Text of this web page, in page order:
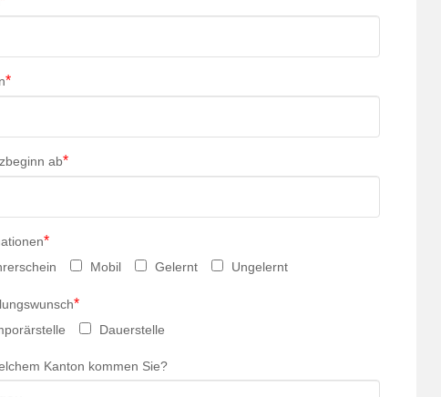
*
ab*
*
Mobil Gelernt Ungelernt
*
Dauerstelle
Kanton kommen Sie?